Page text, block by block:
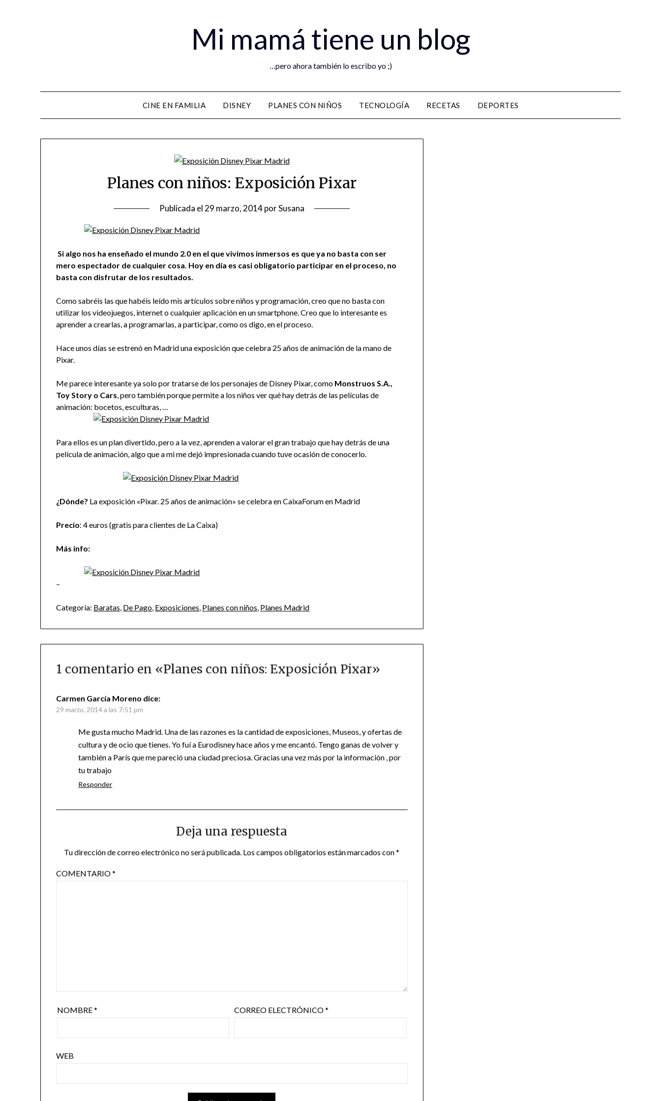
Mi mamá tiene un blog
…pero ahora también lo escribo yo ;)
CINE EN FAMILIA DISNEY PLANES CON NIÑOS TECNOLOGÍA RECETAS DEPORTES
Planes con niños: Exposición Pixar
Publicada el 29 marzo, 2014porSusana
Si algo nos ha enseñado el mundo 2.0 en el que vivimos inmersos es que ya no basta con ser
mero espectador de cualquier cosa. Hoy en día es casi obligatorio participar en el proceso, no
basta con disfrutar de los resultados.
Como sabréis las que habéis leído mis artículos sobre niños y programación, creo que no basta con
utilizar los videojuegos, internet o cualquier aplicación en un smartphone. Creo que lo interesante es
aprender a crearlas, a programarlas, a participar, como os digo, en el proceso.
Hace unos días se estrenó en Madrid una exposición que celebra 25 años de animación de la mano de
Pixar.
Me parece interesante ya solo por tratarse de los personajes de Disney Pixar, como Monstruos S.A.,
Toy Story o Cars, pero también porque permite a los niños ver qué hay detrás de las películas de
animación: bocetos, esculturas, …
Para ellos es un plan divertido, pero a la vez, aprenden a valorar el gran trabajo que hay detrás de una
película de animación, algo que a mi me dejó impresionada cuando tuve ocasión de conocerlo.
¿Dónde? La exposición «Pixar. 25 años de animación» se celebra en CaixaForum en Madrid
Precio: 4 euros (gratis para clientes de La Caixa)
Más info:
–
Categoría: Baratas, De Pago, Exposiciones, Planes con niños, Planes Madrid
1 comentario en «Planes con niños: Exposición Pixar»
Carmen García Moreno dice:
29 marzo, 2014 a las 7:51 pm
Me gusta mucho Madrid. Una de las razones es la cantidad de exposiciones, Museos, y ofertas de
cultura y de ocio que tienes. Yo fuí a Eurodisney hace años y me encantó. Tengo ganas de volver y
también a París que me pareció una ciudad preciosa. Gracias una vez más por la información , por
tu trabajo
Responder
Deja una respuesta
Tu dirección de correo electrónico no será publicada. Los campos obligatorios están marcados con*
COMENTARIO*
NOMBRE* CORREO ELECTRÓNICO*
WEB